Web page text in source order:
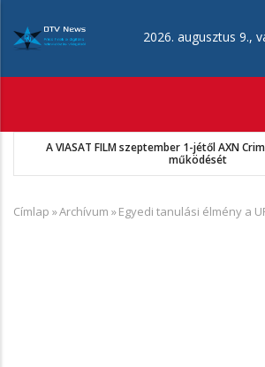
tartalomra
2026. augusztus 9.,
A VIASAT FILM szeptember 1-jétől AXN
működését
Morzsa
Címlap »Archívum »Egyedi tanulási élmény a